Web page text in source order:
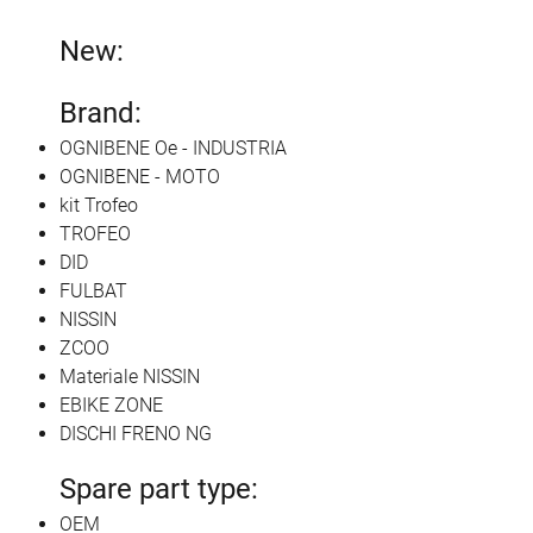
New:
Brand:
OGNIBENE Oe - INDUSTRIA
OGNIBENE - MOTO
kit Trofeo
TROFEO
DID
FULBAT
NISSIN
ZCOO
Materiale NISSIN
EBIKE ZONE
DISCHI FRENO NG
Spare part type:
OEM